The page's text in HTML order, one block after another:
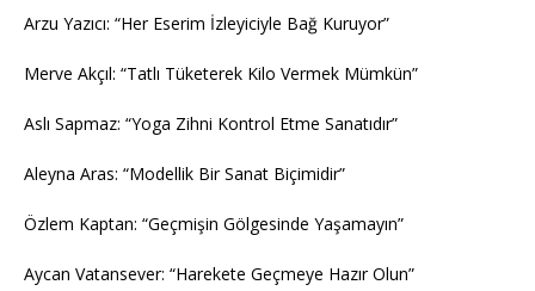
Arzu Yazıcı: “Her Eserim İzleyiciyle Bağ Kuruyor”
Merve Akçıl: “Tatlı Tüketerek Kilo Vermek Mümkün”
Aslı Sapmaz: “Yoga Zihni Kontrol Etme Sanatıdır”
Aleyna Aras: “Modellik Bir Sanat Biçimidir”
Özlem Kaptan: “Geçmişin Gölgesinde Yaşamayın”
Aycan Vatansever: “Harekete Geçmeye Hazır Olun”